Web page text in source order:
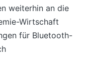
weiterhin an die
Wirtschaft
für Bluetooth-